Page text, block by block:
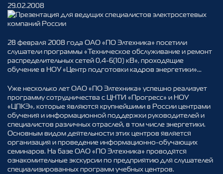
специалистов
электросетевых компаний
России
29.02.2008
28 февраля 2008 года ОАО «ПО Элтехника» посетили
слушатели программы «Техническое обслуживание и ремонт
распределительных сетей 0,4-6(10) кВ», проходящие
обучение в НОУ «Центр подготовки кадров энергетики»...
Уже несколько лет ОАО «ПО Элтехника» успешно реализует
программу сотрудничества с ЦНТИ «Прогресс» и НОУ
«ЦПКЭ», которые являются крупнейшими в России центрами
обучения и информационной поддержки руководителей и
специалистов различных отраслей, в том числе энергетики.
Основным видом деятельности этих центров является
организация и проведение информационно-обучающих
семинаров. На базе ОАО «ПО Элтехника» проводятся
ознакомительные экскурсии по предприятию для слушателей
специализированных программ учебных центров.